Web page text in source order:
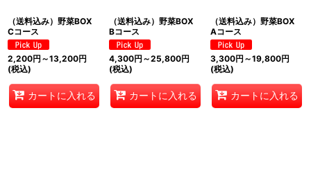
（送料込み）野菜BOX
Cコース
2,200円 ～13,200円
(税込)
カートに入れる
（送料込み）野菜BOX
Bコース
4,300円 ～25,800円
(税込)
カートに入れる
（送料込み）野菜BOX
Aコース
3,300円 ～19,800円
(税込)
カートに入れる